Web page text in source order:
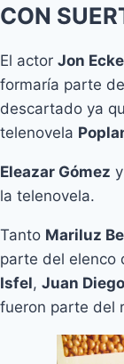
CON
El actor Jon
formaría parte
descartado ya
telenovela
Eleazar Gómez y
la telenovela.
Tanto Mariluz
parte del elenco
Isfel, Juan
fueron parte del